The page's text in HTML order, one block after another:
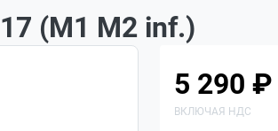
(М1 М2 inf.)
5 290 ₽